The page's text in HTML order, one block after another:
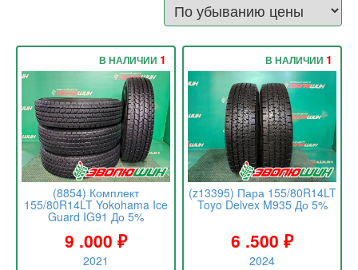
(8854) Комплект
155/80R14LT Yokohama Ice
Guard IG91 До 5%
9 .000 ₽
2021
В НАЛИЧИИ 1
(z13395) Пара 155/80R14LT
Toyo Delvex M935 До 5%
6 .500₽
2024
В НАЛИЧИИ 1